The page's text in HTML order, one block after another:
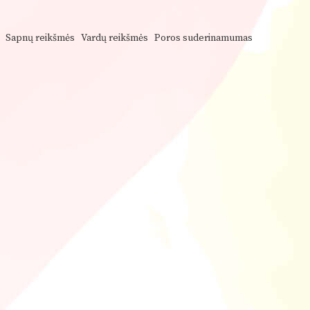
Sapnų reikšmės Vardų reikšmės Poros suderinamumas